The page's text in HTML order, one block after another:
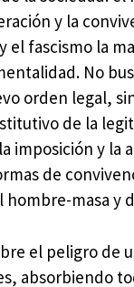
y la
el fascismo la
No
orden legal,
de la
imposición y la
de
hombre-masa y
el peligro de
absorbiendo